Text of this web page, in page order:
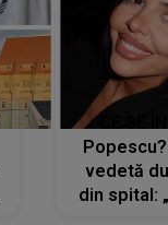
vedetă
din spital: